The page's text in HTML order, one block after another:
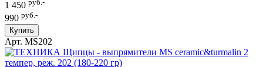
1 450 руб.-
990 руб.-
Купить
Арт. MS202